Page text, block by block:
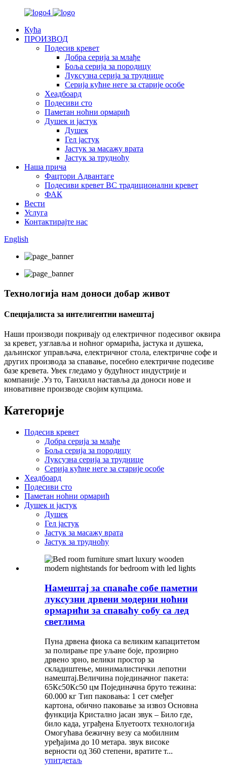
Кућа
ПРОИЗВОД
Подесив кревет
Добра серија за млађе
Боља серија за породицу
Луксузна серија за труднице
Серија кућне неге за старије особе
Хеадбоард
Подесиви сто
Паметан ноћни ормарић
Душек и јастук
Душек
Гел јастук
Јастук за масажу врата
Јастук за трудноћу
Наша прича
Фацтори Адвантаге
Подесиви кревет ВС традиционални кревет
ФАК
Вести
Услуга
Контактирајте нас
English
Технологија нам доноси добар живот
Специјалиста за интелигентни намештај
Наши производи покривају од електричног подесивог оквира
за кревет, узглавља и ноћног ормарића, јастука и душека,
даљинског управљача, електричног стола, електричне софе и
других производа за спавање, посебно електричне подесиве
базе кревета. Увек гледамо у будућност индустрије и
компаније .Уз то, Танхилл наставља да доноси нове и
иновативне производе својим купцима.
Категорије
Подесив кревет
Добра серија за млађе
Боља серија за породицу
Луксузна серија за труднице
Серија кућне неге за старије особе
Хеадбоард
Подесиви сто
Паметан ноћни ормарић
Душек и јастук
Душек
Гел јастук
Јастук за масажу врата
Јастук за трудноћу
Намештај за спаваће собе паметни
луксузни дрвени модерни ноћни
ормарићи за спаваћу собу са лед
светлима
Пуна дрвена фиока са великим капацитетом
за полирање пре уљане боје, прозирно
дрвено зрно, велики простор за
складиштење, минималистички лепотни
намештај.Величина појединачног пакета:
65Кс50Кс50 цм Појединачна бруто тежина:
60.000 кг Тип паковања: 1 сет смеђег
картона, обично паковање за извоз Основна
функција Кристално јасан звук – Било где,
било када, уграђена Блуетоотх технологија
Омогућава бежичну везу са мобилним
уређајима до 10 метара. звук високе
верности од 360 степени, вратите т...
упитдетаљ